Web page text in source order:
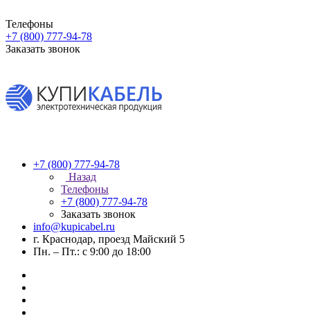
Телефоны
+7 (800) 777-94-78
Заказать звонок
+7 (800) 777-94-78
Назад
Телефоны
+7 (800) 777-94-78
Заказать звонок
info@kupicabel.ru
г. Краснодар, проезд Майский 5
Пн. – Пт.: с 9:00 до 18:00